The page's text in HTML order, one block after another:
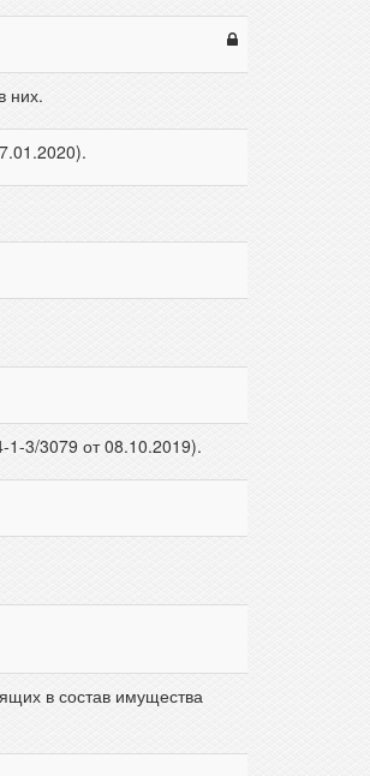
них.
1-3/3079 от 08.10.2019).
в состав имущества